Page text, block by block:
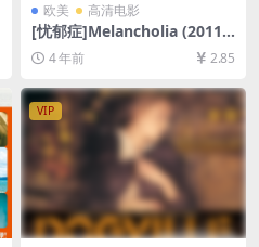
欧美 高清电影
[忧郁症]Melancholia (2011)
[百度网盘+迅雷云盘资源1080
P超清未删减][MP4/7.6GB][中
英字幕]
4 年前 2.85
VIP